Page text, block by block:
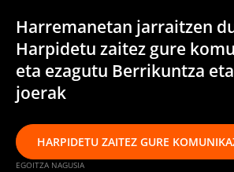
Harremanetan jarraitzen
Harpidetu zaitez gure
eta ezagutu Berrikuntza
joerak
HARPIDETU ZAITEZ GURE
EGOITZA NAGUSIA